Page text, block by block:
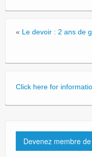
« Le devoir : 2 ans de
Click here for
Devenez membre